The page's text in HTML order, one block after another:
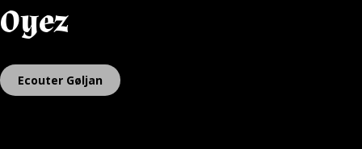
Oyez
Ecouter Gøljan